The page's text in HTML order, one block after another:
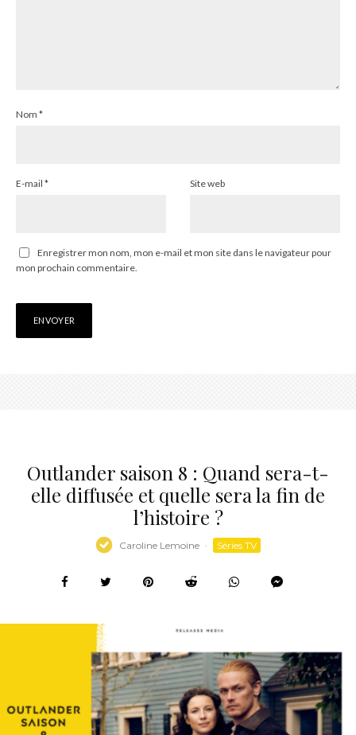
Nom *
E-mail * Site web
Enregistrer mon nom, mon e-mail et mon site dans le navigateur pour
mon prochain commentaire.
Outlander saison 8 : Quand sera-t-
elle diffusée et quelle sera la fin de
l’histoire ?
Caroline Lemoine · Séries TV